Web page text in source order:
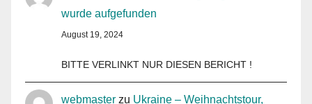
wurde aufgefunden
August 19, 2024
BITTE VERLINKT NUR DIESEN BERICHT !
webmaster zu Ukraine – Weihnachtstour,